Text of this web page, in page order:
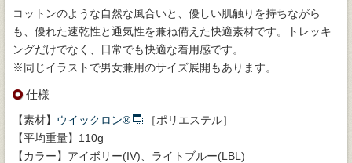
コットンのような自然な風合いと、優しい肌触りを持ちながら
も、優れた速乾性と通気性を兼ね備えた快適素材です。トレッキ
ングだけでなく、日常でも快適な着用感です。
※同じイラストで男女兼用のサイズ展開もあります。
仕様
【素材】 ウイックロン®
［ポリエステル］
【平均重量】110g
【カラー】アイボリー(IV)、ライトブルー(LBL)